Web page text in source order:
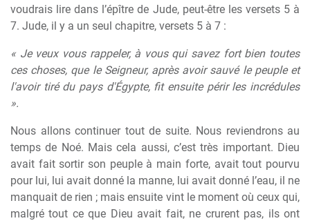
voudrais lire dans l’épître de Jude, peut-être les versets 5 à
7. Jude, il y a un seul chapitre, versets 5 à 7 :
« Je veux vous rappeler, à vous qui savez fort bien toutes
ces choses, que le Seigneur, après avoir sauvé le peuple et
l'avoir tiré du pays d'Égypte, fit ensuite périr les incrédules
».
Nous allons continuer tout de suite. Nous reviendrons au
temps de Noé. Mais cela aussi, c’est très important. Dieu
avait fait sortir son peuple à main forte, avait tout pourvu
pour lui, lui avait donné la manne, lui avait donné l’eau, il ne
manquait de rien ; mais ensuite vint le moment où ceux qui,
malgré tout ce que Dieu avait fait, ne crurent pas, ils ont